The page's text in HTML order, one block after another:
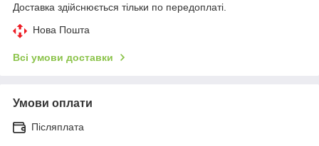
Доставка здійснюється тільки по передоплаті.
Нова Пошта
Всі умови доставки
Умови оплати
Післяплата